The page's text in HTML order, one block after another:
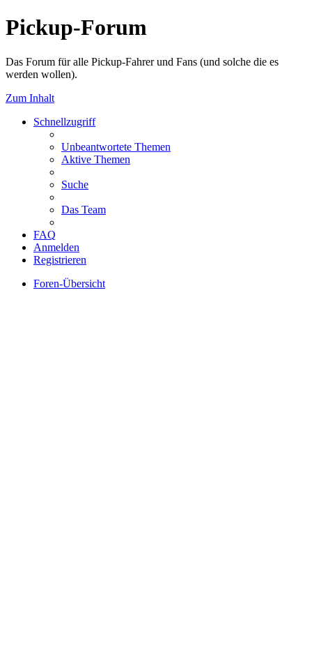
Pickup-Forum
Das Forum für alle Pickup-Fahrer und Fans (und solche die es
werden wollen).
Zum Inhalt
Schnellzugriff
Unbeantwortete Themen
Aktive Themen
Suche
Das Team
FAQ
Anmelden
Registrieren
Foren-Übersicht